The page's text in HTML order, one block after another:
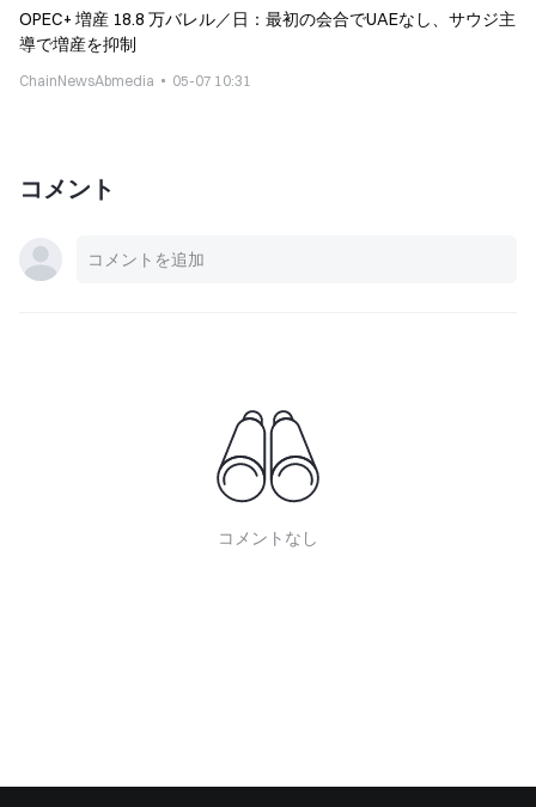
OPEC+ 増産 18.8 万バレル／日：最初の会合でUAEなし、サウジ主
導で増産を抑制
ChainNewsAbmedia 05-07 10:31
コメント
コメントなし